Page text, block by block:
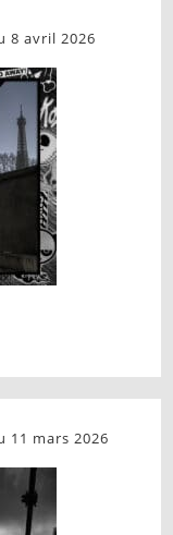
8 avril 2026
11 mars 2026